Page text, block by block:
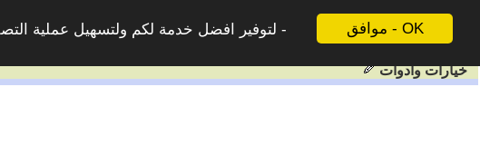
موافق - OK
لتوفير افضل خدمة لكم ولتسهيل عملية
خيارات وادوات